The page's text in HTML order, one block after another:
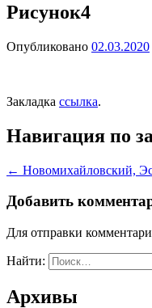
Рисунок4
Опубликовано 02.03.2020
Закладка ссылка.
Навигация по
← Новомихайловский,
Добавить
Для отправки
Найти:
Архивы